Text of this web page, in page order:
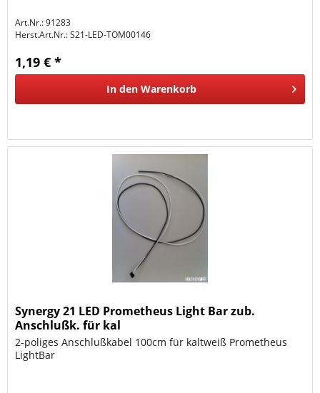
Art.Nr.: 91283
Herst.Art.Nr.:S21-LED-TOM00146
1,19 € *
In den Warenkorb
Synergy 21 LED Prometheus Light Bar zub.
Anschlußk. für kal
2-poliges Anschlußkabel 100cm für kaltweiß Prometheus
LightBar